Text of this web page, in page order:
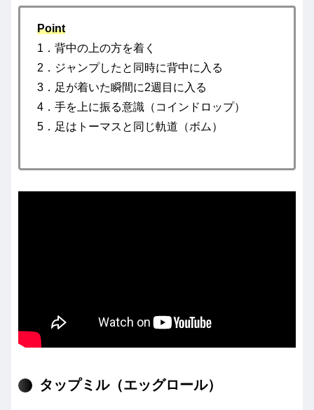
Point
1．背中の上の方を着く
2．ジャンプしたと同時に背中に入る
3．足が着いた瞬間に2週目に入る
4．手を上に振る意識（コインドロップ）
5．足はトーマスと同じ軌道（ボム）
タップミル（エッグロール）